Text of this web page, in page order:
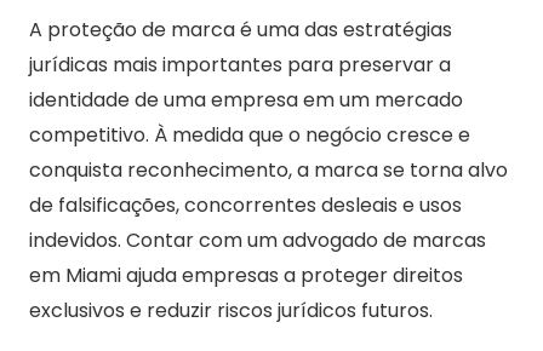
A proteção de marca é uma das estratégias
jurídicas mais importantes para preservar a
identidade de uma empresa em um mercado
competitivo. À medida que o negócio cresce e
conquista reconhecimento, a marca se torna alvo
de falsificações, concorrentes desleais e usos
indevidos. Contar com um advogado de marcas
em Miami ajuda empresas a proteger direitos
exclusivos e reduzir riscos jurídicos futuros.